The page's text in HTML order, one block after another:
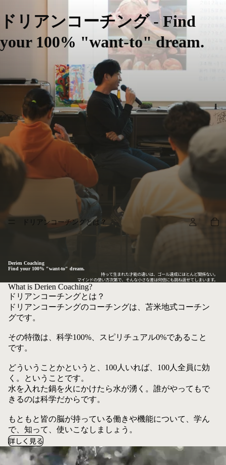
ドリアンコーチング - Find
your 100% "want-to" dream.
ドリアンコーチングとは？
Derien Coaching
Find your 100% "want-to" dream.
持って生まれた才能の違いは、ゴール達成にほとんど関係ない。
マインドの使い方次第で、そんな小さな差は何倍にも跳ね返せてしまいます。
What is Derien Coaching?
ドリアンコーチングとは？
ドリアンコーチングのコーチングは、苫米地式コーチン
グです。
その特徴は、科学100%、スピリチュアル0%であること
です。
どういうことかというと、100人いれば、100人全員に効
く。ということです。
水を入れた鍋を火にかけたら水が湧く。誰がやってもで
きるのは科学だからです。
もともと皆の脳が持っている働きや機能について、学ん
で、知って、使いこなしましょう。
詳しく見る